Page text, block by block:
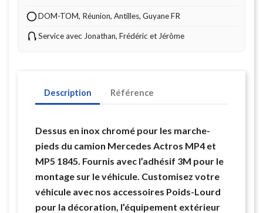
DOM-TOM, Réunion, Antilles, Guyane FR
Service avec Jonathan, Frédéric et Jérôme
Description Référence
Dessus en inox chromé pour les marche-
pieds du camion Mercedes Actros MP4 et
MP5 1845. Fournis avec l’adhésif 3M pour le
montage sur le véhicule. Customisez votre
véhicule avec nos accessoires Poids-Lourd
pour la décoration, l’équipement extérieur